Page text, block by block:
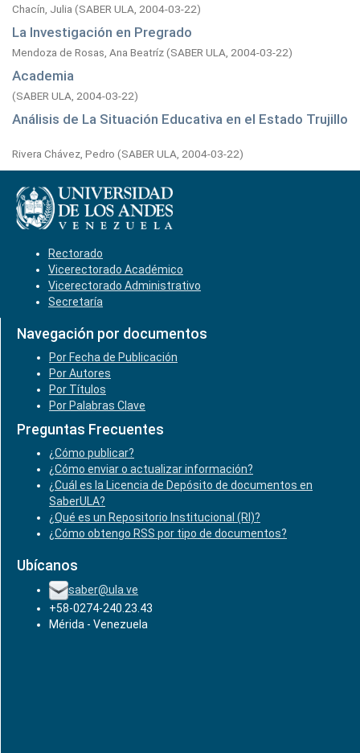
Chacín, Julia (SABER ULA, 2004-03-22)
La Investigación en Pregrado
Mendoza de Rosas, Ana Beatríz(SABER ULA, 2004-03-22)
Academia
(SABER ULA, 2004-03-22)
Análisis de La Situación Educativa en el Estado Trujillo
Rivera Chávez, Pedro (SABER ULA, 2004-03-22)
Rectorado
Vicerectorado Académico
Vicerectorado Administrativo
Secretaría
Navegación por documentos
Por Fecha de Publicación
Por Autores
Por Títulos
Por Palabras Clave
Preguntas Frecuentes
¿Cómo publicar?
¿Cómo enviar o actualizar información?
¿Cuál es la Licencia de Depósito de documentos en
SaberULA?
¿Qué es un Repositorio Institucional (RI)?
¿Cómo obtengo RSS por tipo de documentos?
Ubícanos
saber@ula.ve
+58-0274-240.23.43
Mérida - Venezuela